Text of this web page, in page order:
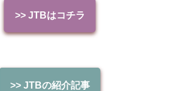
>> JTBはコチラ
>> JTBの紹介記事